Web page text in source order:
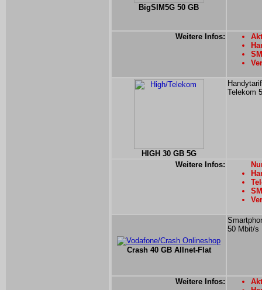
BigSIM5G 50 GB
Weitere Infos:
HIGH 30 GB 5G
Telekom
Weitere Infos:
Crash 40 GB Allnet-Flat
50 Mbit/s
Weitere Infos: